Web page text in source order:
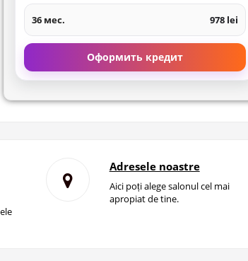
36 мес. 978 lei
Оформить кредит
Adresele noastre
Aici poți alege salonul cel mai
apropiat de tine.